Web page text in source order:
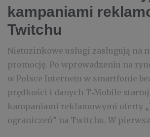
kampaniami
Twitchu
Nietuzinkowe usługi zasługują na
promocję. Po wprowadzeniu na
w Polsce Internetu w smartfonie
prędkości i danych T‑Mobile
kampaniami reklamowymi oferty
ograniczeń” na Twitchu. W